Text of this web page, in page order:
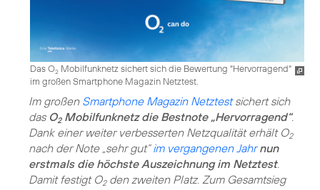
Das O2 Mobilfunknetz sichert sich die Bewertung "Hervorragend"
im großen Smartphone Magazin Netztest.
Im großen Smartphone Magazin Netztestsichert sich
das O2Mobilfunknetz die Bestnote „Hervorragend“.
Dank einer weiter verbesserten Netzqualität erhält O2
nach der Note „sehr gut“im vergangenen Jahr nun
erstmals die höchste Auszeichnung im Netztest.
Damit festigt O2den zweiten Platz. Zum Gesamtsieg